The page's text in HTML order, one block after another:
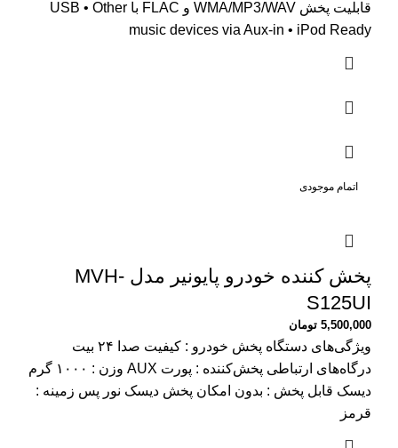
قابلیت پخش WMA/MP3/WAV و FLAC با USB • Other
music devices via Aux-in • iPod Ready
اتمام موجودی
پخش کننده خودرو پایونیر مدل MVH-
S125UI
5,500,000 تومان
ویژگی‌های دستگاه پخش خودرو : کیفیت صدا ۲۴ بیت
درگاه‌های ارتباطی پخش‌کننده : پورت AUX وزن : ۱۰۰۰ گرم
دیسک قابل پخش : بدون امکان پخش دیسک نور پس زمینه :
قرمز